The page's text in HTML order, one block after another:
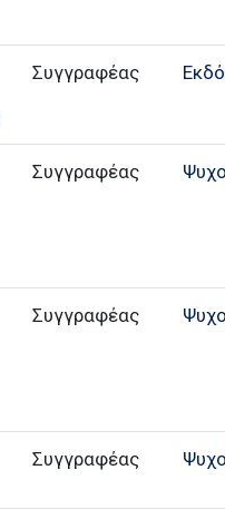
Συγγραφέας
Συγγραφέας
Συγγραφέας
Συγγραφέας